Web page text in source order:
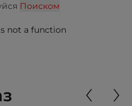
Поиском
not a function